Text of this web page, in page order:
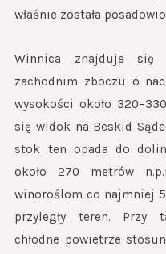
właśnie została
Winnica znajduje się
zachodnim zboczu o
wysokości około
się widok na Beskid
stok ten opada do
około 270 metrów
winoroślom co najmniej
przyległy teren. Przy
chłodne powietrze